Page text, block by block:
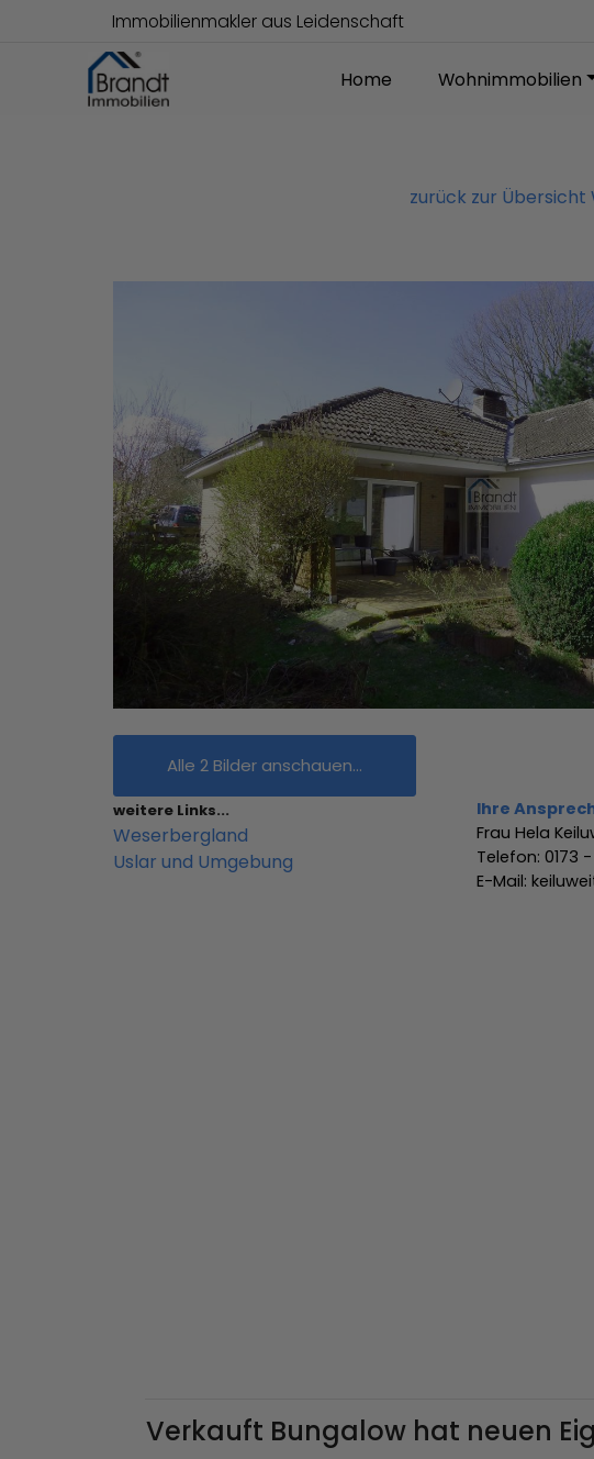
Immobilienmakler aus Leidenschaft
Home Wohnimmobilien
zurück zur Übersicht
Alle 2 Bilder anschauen...
weitere Links...
Weserbergland
Uslar und Umgebung
Ihre
Frau Hela
Telefon: 0173
E-Mail:
Verkauft Bungalow hat neuen